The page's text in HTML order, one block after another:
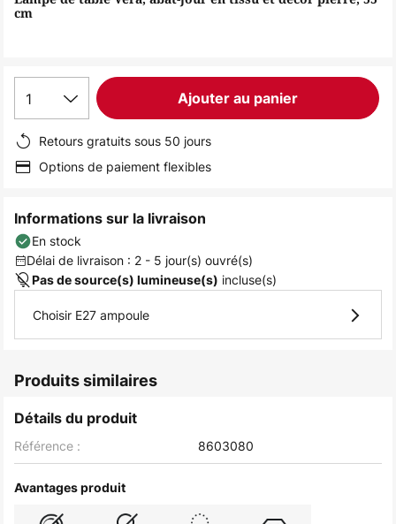
images
cm
1 Ajouter au panier
Retours gratuits sous 50 jours
Options de paiement flexibles
Informations sur la livraison
En stock
Délai de livraison : 2 - 5 jour(s) ouvré(s)
Pas de source(s) lumineuse(s) incluse(s)
Choisir E27 ampoule
Produits similaires
Détails du produit
Référence : 8603080
Avantages produit